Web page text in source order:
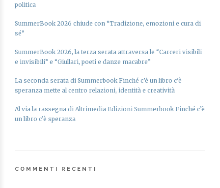
politica
SummerBook 2026 chiude con “Tradizione, emozioni e cura di
sé”
SummerBook 2026, la terza serata attraversa le “Carceri visibili
e invisibili” e “Giullari, poeti e danze macabre”
La seconda serata di Summerbook Finché c’è un libro c’è
speranza mette al centro relazioni, identità e creatività
Al via la rassegna di Altrimedia Edizioni Summerbook Finché c’è
un libro c’è speranza
COMMENTI RECENTI